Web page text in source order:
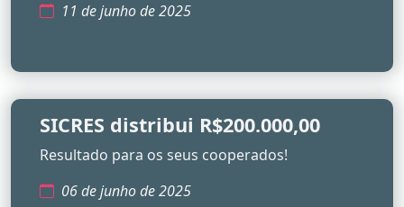
11 de junho de 2025
SICRES distribui R$200.000,00
Resultado para os seus cooperados!
06 de junho de 2025